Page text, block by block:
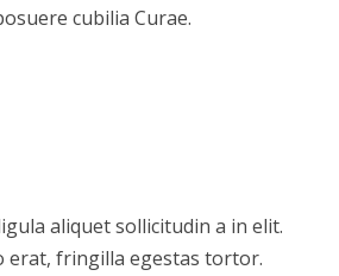
cubilia Curae.
aliquet sollicitudin a in elit.
erat, fringilla egestas tortor.